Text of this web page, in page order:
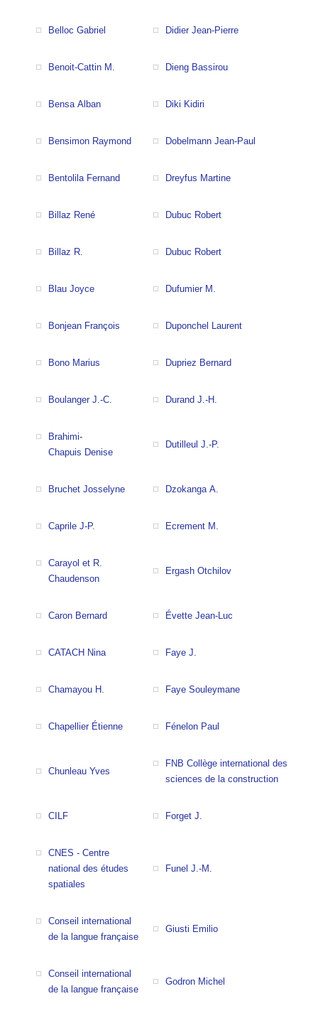
Belloc Gabriel Didier Jean-Pierre
Benoit-Cattin M. Dieng Bassirou
Bensa Alban Diki Kidiri
Bensimon Raymond Dobelmann Jean-Paul
Bentolila Fernand Dreyfus Martine
Billaz René Dubuc Robert
Billaz R. Dubuc Robert
Blau Joyce Dufumier M.
Bonjean François Duponchel Laurent
Bono Marius Dupriez Bernard
Boulanger J.-C. Durand J.-H.
Brahimi-
Chapuis Denise
Dutilleul J.-P.
Bruchet Josselyne Dzokanga A.
Caprile J-P. Ecrement M.
Carayol et R.
Chaudenson
Ergash Otchilov
Caron Bernard Évette Jean-Luc
CATACH Nina Faye J.
Chamayou H. Faye Souleymane
Chapellier Étienne Fénelon Paul
Chunleau Yves
FNB Collège international des
sciences de la construction
CILF Forget J.
CNES - Centre
national des études
spatiales
Funel J.-M.
Conseil international
de la langue française
Giusti Emilio
Conseil international
de la langue française
Godron Michel